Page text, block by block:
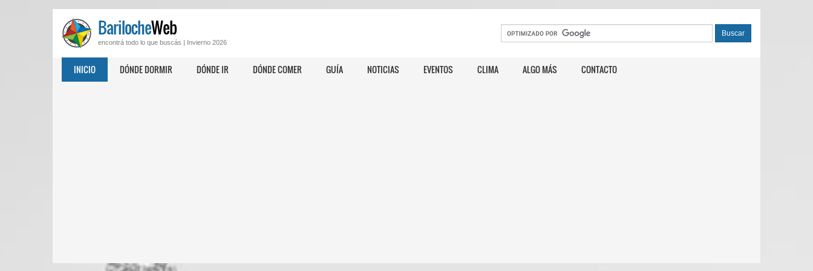
BarilocheWeb
encontrá todo lo que buscás | Invierno 2026
INICIO DÓNDE DORMIR DÓNDE IR DÓNDE COMER GUÍA NOTICIAS EVENTOS CLIMA ALGO MÁS CONTACTO